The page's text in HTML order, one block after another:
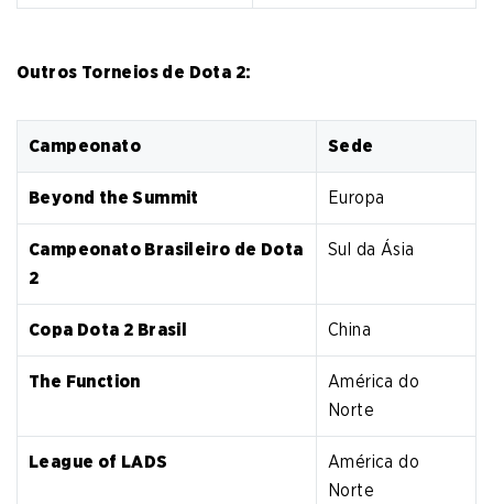
Outros Torneios de Dota 2:
Campeonato Sede
Beyond the Summit Europa
Campeonato Brasileiro de Dota
2
Sul da Ásia
Copa Dota 2 Brasil China
The Function
América do
Norte
League of LADS
América do
Norte